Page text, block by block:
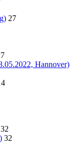
27
Hannover)
32
32